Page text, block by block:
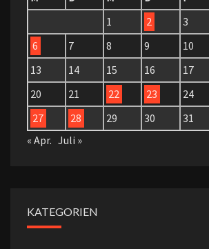
1
2 3
6
7 8 9 10
13
14 15 16 17
20
21 22 23 24
27
28 29 30
31
« Apr. Juli »
KATEGORIEN